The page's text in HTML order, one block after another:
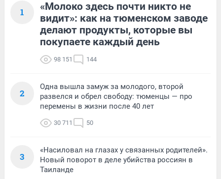
1
«Молоко здесь почти никто не
видит»: как на тюменском заводе
делают продукты, которые вы
покупаете каждый день
98 151 144
2
Одна вышла замуж за молодого, второй
развелся и обрел свободу: тюменцы — про
перемены в жизни после 40 лет
30 711 50
3
«Насиловал на глазах у связанных родителей».
Новый поворот в деле убийства россиян в
Таиланде